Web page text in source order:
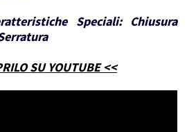
Speciali:
Chiusura
SU YOUTUBE <<